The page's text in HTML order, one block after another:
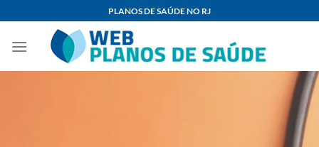
content
PLANOS DE SAÚDE NO RJ